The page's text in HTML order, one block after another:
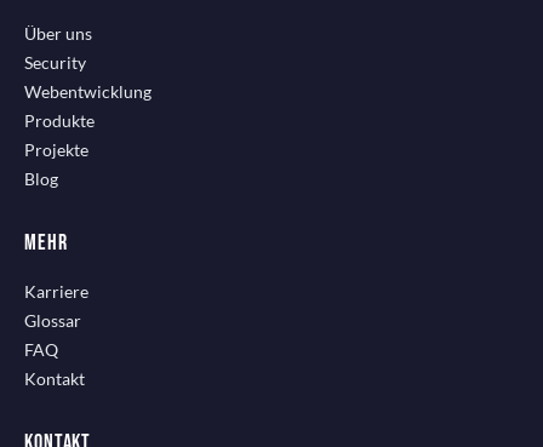
Über uns
Security
Webentwicklung
Produkte
Projekte
Blog
MEHR
Karriere
Glossar
FAQ
Kontakt